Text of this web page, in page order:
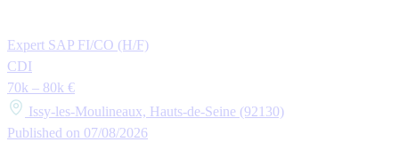
Expert SAP FI/CO (H/F)
CDI
70k – 80k €
Issy-les-Moulineaux, Hauts-de-Seine (92130)
Published on 07/08/2026